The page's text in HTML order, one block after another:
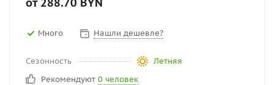
Много Нашли дешевле?
Сезонность
Летняя
Рекомендуют 0 человек